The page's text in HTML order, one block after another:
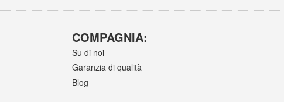
COMPAGNIA:
Su di noi
Garanzia di qualità
Blog